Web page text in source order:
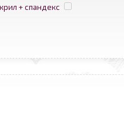
+ спандекс